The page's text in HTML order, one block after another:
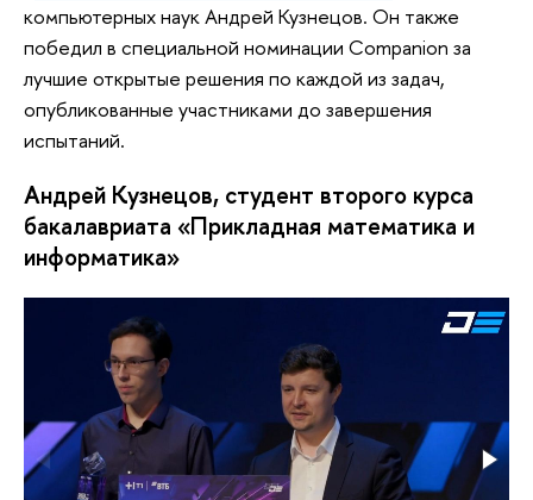
компьютерных наук Андрей Кузнецов. Он также
победил в специальной номинации Companion за
лучшие открытые решения по каждой из задач,
опубликованные участниками до завершения
испытаний.
Андрей Кузнецов, студент второго курса
бакалавриата «Прикладная математика и
информатика»